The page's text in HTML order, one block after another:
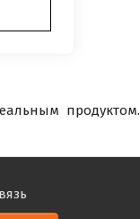
продуктом.